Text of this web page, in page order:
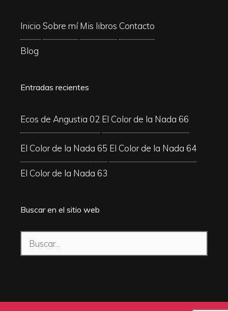
Inicio Sobre mí Mis libros Contacto
Blog
Entradas recientes
Ecos de Angustia 02 El Color de la Nada 66
El Color de la Nada 65 El Color de la Nada 64
El Color de la Nada 63
Buscar en el sitio web
Buscar: